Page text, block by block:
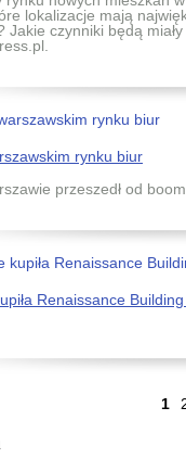
lokalizacje mają
Jakie czynniki będą
rynku biur
przeszedł od
Renaissance
1